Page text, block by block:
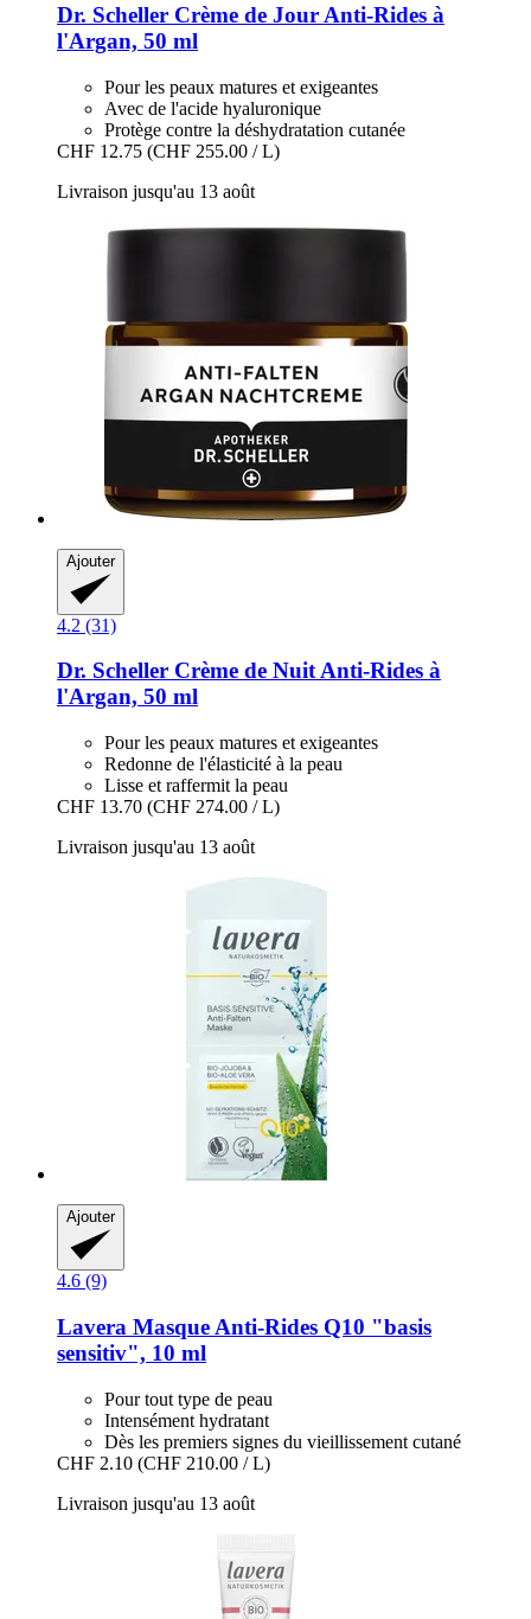
Dr. Scheller Crème de Jour Anti-​Rides à
l'Argan, 50 ml
Pour les peaux matures et exigeantes
Avec de l'acide hyaluronique
Protège contre la déshydratation cutanée
CHF 12.75 (CHF 255.00 / L)
Livraison jusqu'au 13 août
Ajouter
4.2 (31)
Dr. Scheller Crème de Nuit Anti-​Rides à
l'Argan, 50 ml
Pour les peaux matures et exigeantes
Redonne de l'élasticité à la peau
Lisse et raffermit la peau
CHF 13.70 (CHF 274.00 / L)
Livraison jusqu'au 13 août
Ajouter
4.6 (9)
Lavera Masque Anti-​Rides Q10 "basis
sensitiv", 10 ml
Pour tout type de peau
Intensément hydratant
Dès les premiers signes du vieillissement cutané
CHF 2.10 (CHF 210.00 / L)
Livraison jusqu'au 13 août